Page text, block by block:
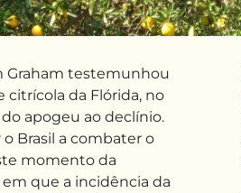
Graham testemunhou
citrícola da Flórida, no
apogeu ao declínio.
Brasil a combater o
momento da
que a incidência da